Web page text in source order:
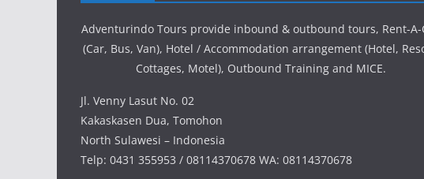
Adventurindo Tours provide inbound & outbound tours, Rent-A-
(Car, Bus, Van), Hotel / Accommodation arrangement (Hotel,
Cottages, Motel), Outbound Training and MICE.
Jl. Venny Lasut No. 02
Kakaskasen Dua, Tomohon
North Sulawesi – Indonesia
Telp: 0431 355953 / 08114370678 WA: 08114370678